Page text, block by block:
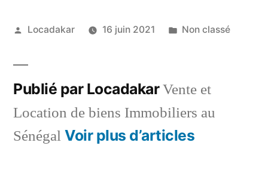
Publié
Locadakar 16 juin 2021
Publié
Non classé
Publié par LocadakarVente et
Location de biens Immobiliers au
Sénégal Voir plus d’articles